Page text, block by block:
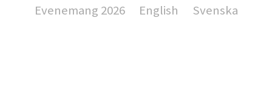
Evenemang 2026
English Svenska